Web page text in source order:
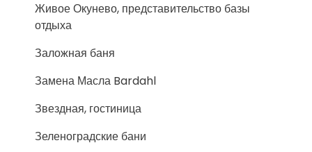
Живое Окунево, представительство базы
отдыха
Заложная баня
Замена Масла Bardahl
Звездная, гостиница
Зеленоградские бани